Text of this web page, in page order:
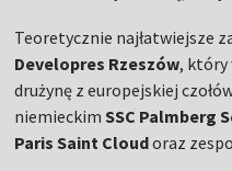
Teoretycznie najłatwiejsze
Developres Rzeszów, który
drużynę z europejskiej
niemieckimSSC Palmberg
Paris Saint Cloudoraz